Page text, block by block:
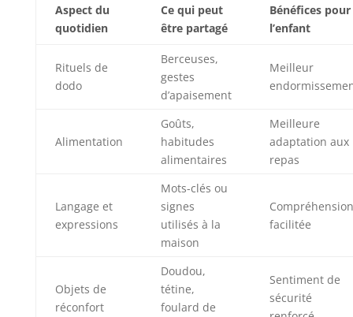
Aspect du
quotidien
Ce qui peut
être partagé
Bénéfices pour
l’enfant
Rituels de
dodo
Berceuses,
gestes
d’apaisement
Meilleur
Alimentation
Goûts,
habitudes
alimentaires
Meilleure
adaptation aux
repas
Langage et
expressions
Mots-clés ou
signes
utilisés à la
maison
Compréhension
facilitée
Objets de
réconfort
Doudou,
tétine,
foulard de
Sentiment de
sécurité